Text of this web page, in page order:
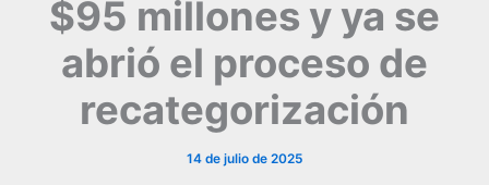
$95 millones y ya se
abrió el proceso de
recategorización
14 de julio de 2025